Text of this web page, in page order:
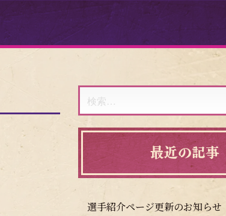
索:
最近の記事
選手紹介ページ更新のお知らせ